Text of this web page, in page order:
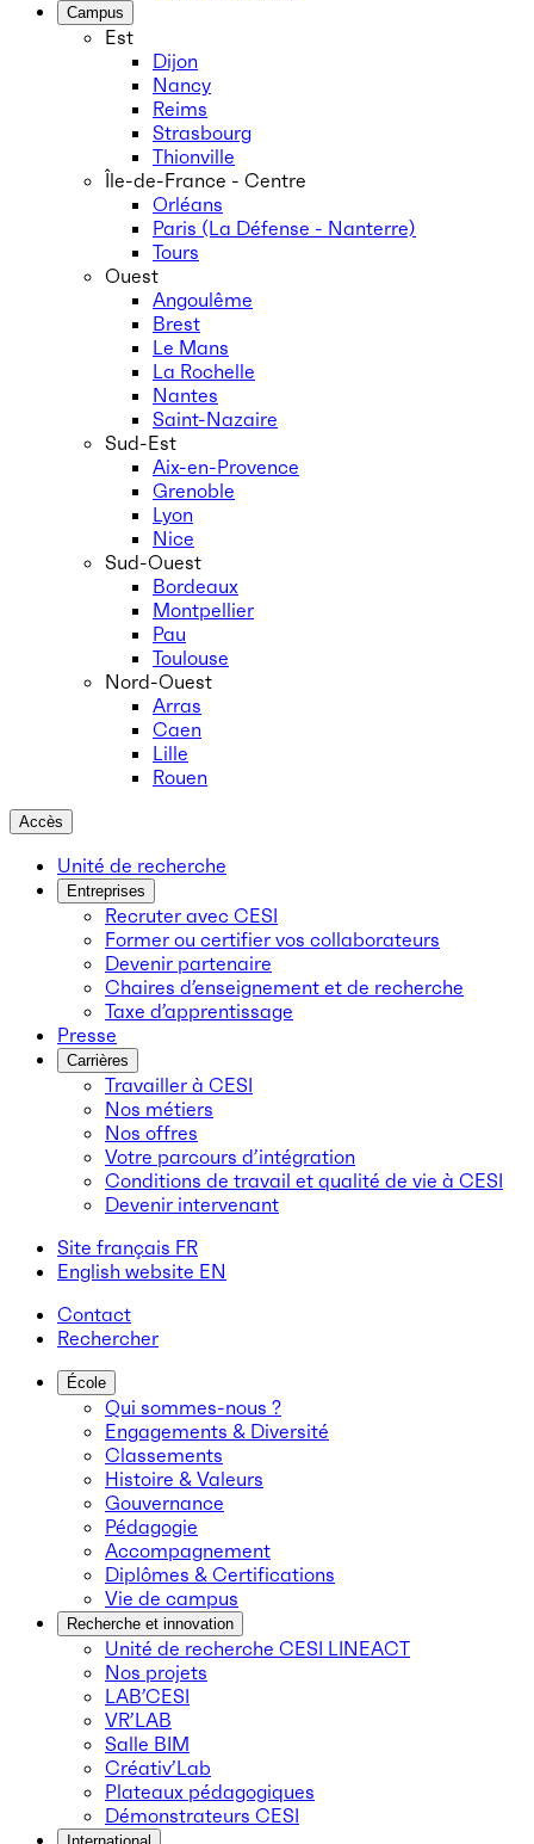
Campus
Est
Dijon
Nancy
Reims
Strasbourg
Thionville
Île-de-France - Centre
Orléans
Paris (La Défense - Nanterre)
Tours
Ouest
Angoulême
Brest
Le Mans
La Rochelle
Nantes
Saint-Nazaire
Sud-Est
Aix-en-Provence
Grenoble
Lyon
Nice
Sud-Ouest
Bordeaux
Montpellier
Pau
Toulouse
Nord-Ouest
Arras
Caen
Lille
Rouen
Accès
Unité de recherche
Entreprises
Recruter avec CESI
Former ou certifier vos collaborateurs
Devenir partenaire
Chaires d’enseignement et de recherche
Taxe d’apprentissage
Presse
Carrières
Travailler à CESI
Nos métiers
Nos offres
Votre parcours d’intégration
Conditions de travail et qualité de vie à CESI
Devenir intervenant
Site français FR
English website EN
Contact
Rechercher
École
Qui sommes-nous ?
Engagements & Diversité
Classements
Histoire & Valeurs
Gouvernance
Pédagogie
Accompagnement
Diplômes & Certifications
Vie de campus
Recherche et innovation
Unité de recherche CESI LINEACT
Nos projets
LAB’CESI
VR’LAB
Salle BIM
Créativ’Lab
Plateaux pédagogiques
Démonstrateurs CESI